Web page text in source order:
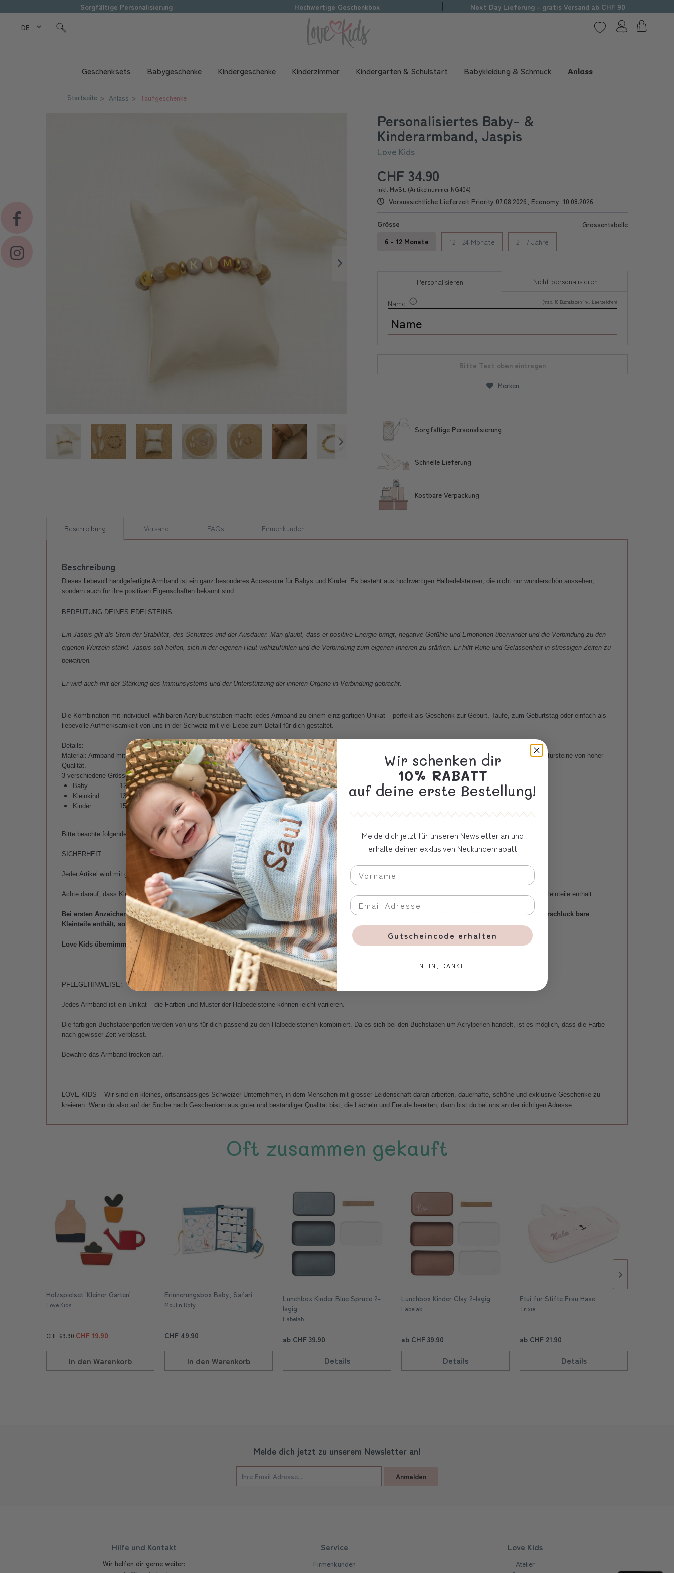
Sorgfältige Personalisierung Hochwertige Geschenkbox Next Day Lieferung - gratis Versand ab CHF 90
DE Love Kids
Geschenksets Babygeschenke Kindergeschenke Kinderzimmer Kindergarten & Schulstart Babykleidung & Schmuck Anlass
Startseite Anlass Taufgeschenke
Personalisiertes Baby- &
Kinderarmband, Jaspis
Love Kids
CHF 34.90
inkl. MwSt. (Artikelnummer NG404)
Voraussichtliche Lieferzeit Priority 07.08.2026, Economy: 10.08.2026
Grössentabelle
Grösse
6 - 12 Monate
12 - 24 Monate 2 - 7 Jahre
Personalisieren Nicht personalisieren
Name (max. 10 Buchstaben inkl. Leerzeichen)
Bitte Text oben eintragen
Merken
Sorgfältige Personalisierung
Schnelle Lieferung
Kostbare Verpackung
Beschreibung Versand FAQs Firmenkunden
Beschreibung
Dieses liebevoll handgefertigte Armband ist ein ganz besonderes Accessoire für Babys und Kinder. Es besteht aus hochwertigen Halbedelsteinen, die nicht nur wunderschön aussehen,
sondern auch für ihre positiven Eigenschaften bekannt sind.
BEDEUTUNG DEINES EDELSTEINS:
Ein Jaspis gilt als Stein der Stabilität, des Schutzes und der Ausdauer. Man glaubt, dass er positive Energie bringt, negative Gefühle und Emotionen überwindet und die Verbindung zu den
eigenen Wurzeln stärkt. Jaspis soll helfen, sich in der eigenen Haut wohlzufühlen und die Verbindung zum eigenen Inneren zu stärken. Er hilft Ruhe und Gelassenheit in stressigen Zeiten zu
bewahren.
Er wird auch mit der Stärkung des Immunsystems und der Unterstützung der inneren Organe in Verbindung gebracht.
Die Kombination mit individuell wählbaren Acrylbuchstaben macht jedes Armband zu einem einzigartigen Unikat – perfekt als Geschenk zur Geburt, Taufe, zum Geburtstag oder einfach als
liebevolle Aufmerksamkeit von uns in der Schweiz mit viel Liebe zum Detail für dich gestaltet.
Details:
Material: Armband mit elastischem Nylonfaden, Faden, Acrylbuchstabenperlen, vergoldete Edelstahlperlen + hochwertigen Halbedelsteine 6mm. Halbedelsteine sind Natursteine von hoher
Qualität.
3 verschiedene Grössen erhältlich:
Baby
12 cm (6-12 Monate)
Kleinkind
13 cm (12-24 Monate)
Kinder
15 cm (2-7 Jahre)
Bitte beachte folgende Sicherheits-, Gebrauchs- und Pflegehinweise, damit das Produkt sicher benutzt wird und lange erhalten bleibt:
SICHERHEIT:
Jeder Artikel wird mit grösster Sorgfalt liebevoll von Hand gefertigt. Bitte prüfe dennoch das Produkt vor jeder Benutzung sorgfältig auf Materialverschleiss.
Achte darauf, dass Kleinkinder das Armband nur unter Aufsicht tragen, da es Kleinteile enthält. Vor jedem Gebrauch auf Schäden kontrollieren, da es verschluck bare Kleinteile enthält.
Bei ersten Anzeichen von Verschleiss oder Beschädigung bitte das Produkt sofort entsorgen oder auf einen neuen Nylonfaden aufziehen. Da das Produkt verschluck bare
Kleinteile enthält, sollte es nur unter Aufsicht verwendet werden.
Love Kids übernimmt bei sämtlichen Unfällen und deren Folgen aller Art keine Haftung.
PFLEGEHINWEISE:
Jedes Armband ist ein Unikat – die Farben und Muster der Halbedelsteine können leicht variieren.
Die farbigen Buchstabenperlen werden von uns für dich passend zu den Halbedelsteinen kombiniert. Da es sich bei den Buchstaben um Acrylperlen handelt, ist es möglich, dass die Farbe
nach gewisser Zeit verblasst.
Bewahre das Armband trocken auf.
LOVE KIDS – Wir sind ein kleines, ortsansässiges Schweizer Unternehmen, in dem Menschen mit grosser Leidenschaft daran arbeiten, dauerhafte, schöne und exklusive Geschenke zu
kreieren. Wenn du also auf der Suche nach Geschenken aus guter und beständiger Qualität bist, die Lächeln und Freude bereiten, dann bist du bei uns an der richtigen Adresse.
Oft zusammen gekauft
Holzspielset 'Kleiner Garten'
Love Kids
CHF 69.90 CHF 19.90
In den Warenkorb
Erinnerungsbox Baby, Safari
Moulin Roty
CHF 49.90
In den Warenkorb
Lunchbox Kinder Blue Spruce 2-
lagig
Fabelab
ab CHF 39.90
Details
Lunchbox Kinder Clay 2-lagig
Fabelab
ab CHF 39.90
Details
Etui für Stifte Frau Hase
Trixie
ab CHF 21.90
Details
Melde dich jetzt zu unserem Newsletter an!
Anmelden
Hilfe und Kontakt
Wir helfen dir gerne weiter:
Service
Firmenkunden
Love Kids
Atelier
Wir schenken dir
10% RABATT
auf deine erste Bestellung!
Melde dich jetzt für unseren Newsletter an und
erhalte deinen exklusiven Neukundenrabatt
Gutscheincode erhalten
NEIN, DANKE